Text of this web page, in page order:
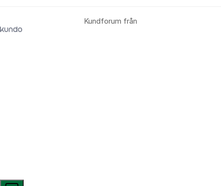
Kundforum från